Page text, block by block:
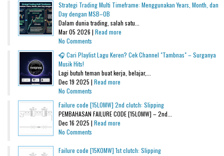
Strategi Trading Multi Timeframe: Menggunakan Years, Month, dan
Day dengan MSB–OB
Dalam dunia trading, salah satu...
Mar 05 2026 | Read more
No Comments
🎧 Cari Playlist Lagu Keren? Cek Channel "Tambnas" – Surganya
Musik Hits!
Lagi butuh teman buat kerja, belajar,...
Dec 19 2025 | Read more
No Comments
Failure code [15L0MW] 2nd clutch: Slipping
PEMBAHASAN FAILURE CODE [15L0MW] – 2nd...
Dec 16 2025 | Read more
No Comments
Failure code [15K0MW] 1st clutch: Slipping